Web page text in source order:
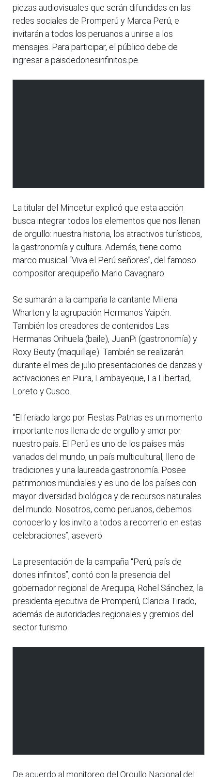
piezas audiovisuales que serán difundidas en las
redes sociales de Promperú y Marca Perú, e
invitarán a todos los peruanos a unirse a los
mensajes. Para participar, el público debe de
ingresar a paisdedonesinfinitos.pe.
La titular del Mincetur explicó que esta acción
busca integrar todos los elementos que nos llenan
de orgullo: nuestra historia, los atractivos turísticos,
la gastronomía y cultura. Además, tiene como
marco musical “Viva el Perú señores”, del famoso
compositor arequipeño Mario Cavagnaro.
Se sumarán a la campaña la cantante Milena
Wharton y la agrupación Hermanos Yaipén.
También los creadores de contenidos Las
Hermanas Orihuela (baile), JuanPi (gastronomía) y
Roxy Beuty (maquillaje). También se realizarán
durante el mes de julio presentaciones de danzas y
activaciones en Piura, Lambayeque, La Libertad,
Loreto y Cusco.
“El feriado largo por Fiestas Patrias es un momento
importante nos llena de de orgullo y amor por
nuestro país. El Perú es uno de los países más
variados del mundo, un país multicultural, lleno de
tradiciones y una laureada gastronomía. Posee
patrimonios mundiales y es uno de los países con
mayor diversidad biológica y de recursos naturales
del mundo. Nosotros, como peruanos, debemos
conocerlo y los invito a todos a recorrerlo en estas
celebraciones”, aseveró
La presentación de la campaña “Perú, país de
dones infinitos”, contó con la presencia del
gobernador regional de Arequipa, Rohel Sánchez, la
presidenta ejecutiva de Promperú, Claricia Tirado,
además de autoridades regionales y gremios del
sector turismo.
De acuerdo al monitoreo del Orgullo Nacional del